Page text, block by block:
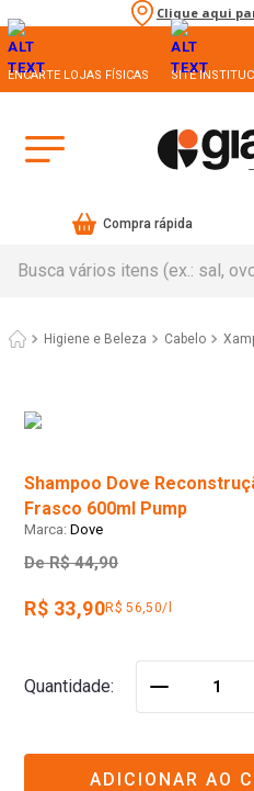
Clique aqui
ENCARTE LOJAS FÍSICAS SITE
Compra rápida
Higiene e Beleza Cabelo
Shampoo Dove
Frasco 600ml Pump
Dove
De R$ 44,90
R$ 33,90R$ 56,50/l
Quantidade
ADICIONAR AO